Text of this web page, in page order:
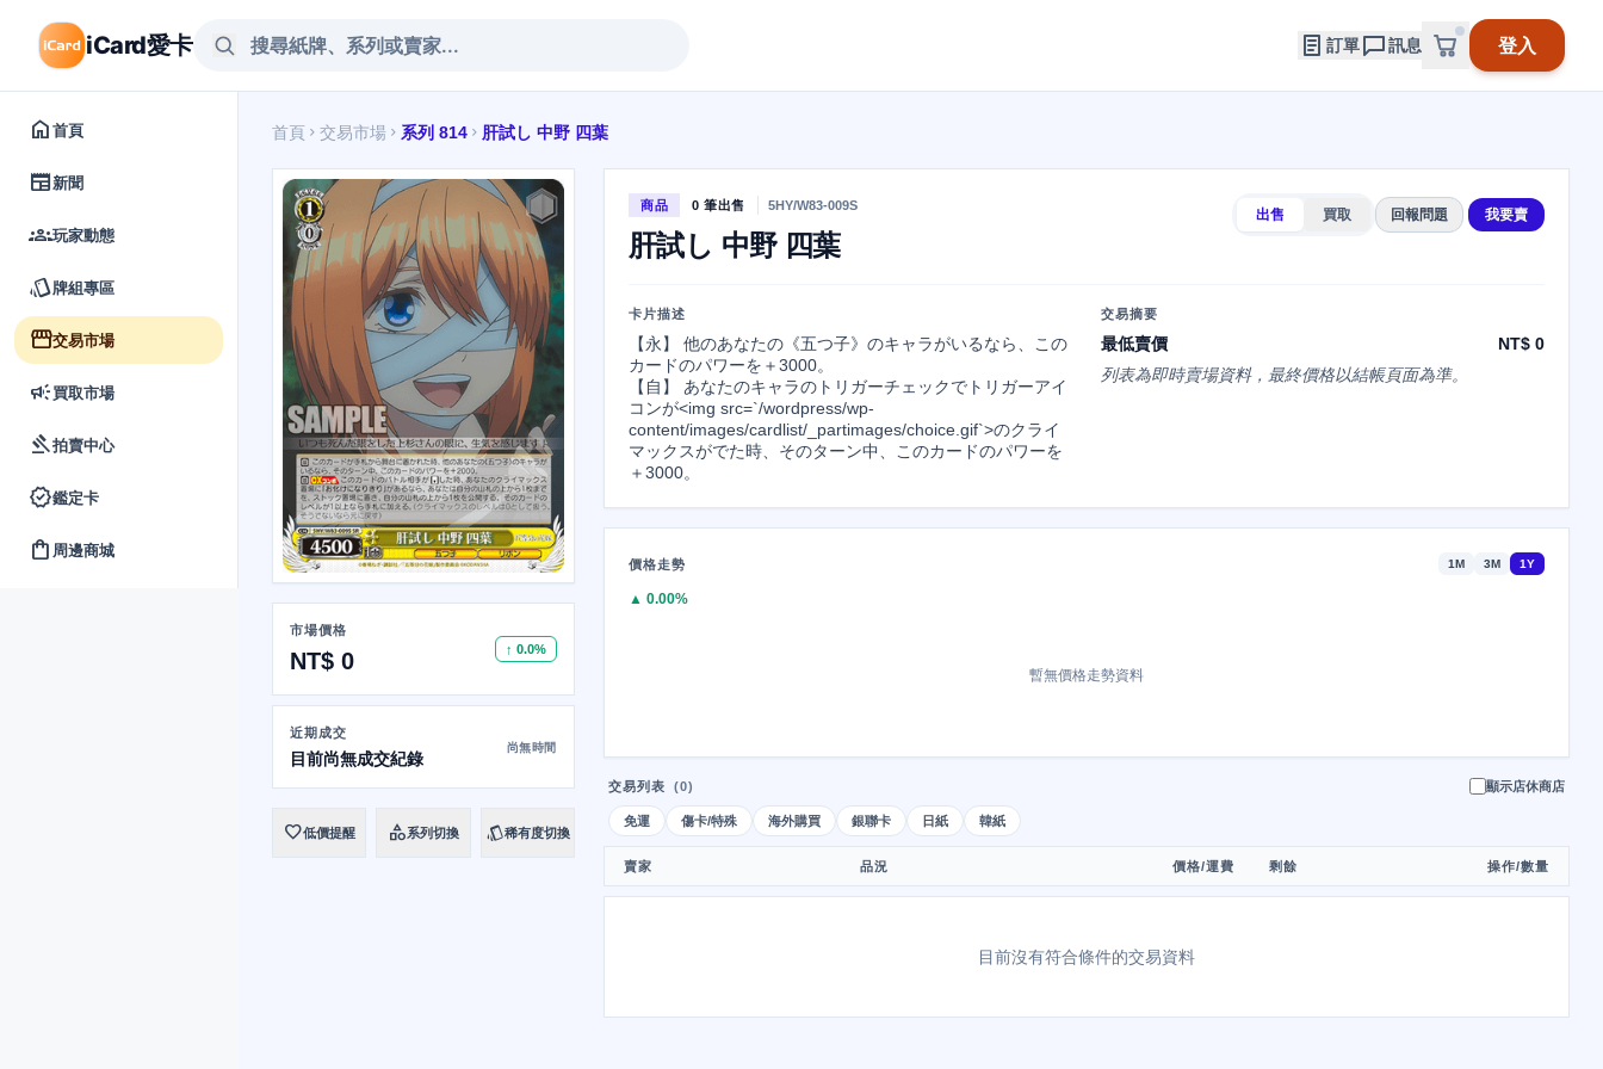
iCard愛卡 訂單 訊息 登入
home首頁
newspaper新聞
groups玩家動態
style牌組專區
storefront交易市場
campaign買取市場
gavel拍賣中心
verified鑑定卡
shopping_bag 周邊商城
首頁 chevron_right 交易市場 chevron_right 系列 814 chevron_right 肝試し 中野 四葉
市場價格
NT$ 0 ↑ 0.0%
近期成交
目前尚無成交紀錄
尚無時間
favorite低價提醒 category系列切換 style稀有度切換
商品 0 筆出售 5HY/W83-009S
肝試し 中野 四葉
出售 買取 回報問題 我要賣
卡片描述
【永】 他のあなたの《五つ子》のキャラがいるなら、この
カードのパワーを＋3000。
【自】 あなたのキャラのトリガーチェックでトリガーアイ
コンが<img src=`/wordpress/wp-
content/images/cardlist/_partimages/choice.gif`>のクライ
マックスがでた時、そのターン中、このカードのパワーを
＋3000。
交易摘要
最低賣價
NT$ 0
列表為即時賣場資料，最終價格以結帳頁面為準。
價格走勢 1M 3M 1Y
▲ 0.00%
暫無價格走勢資料
交易列表 (0) 顯示店休商店
免運 傷卡/特殊 海外購買 銀聯卡 日紙 韓紙
賣家 品況 價格/運費 剩餘 操作/數量
目前沒有符合條件的交易資料